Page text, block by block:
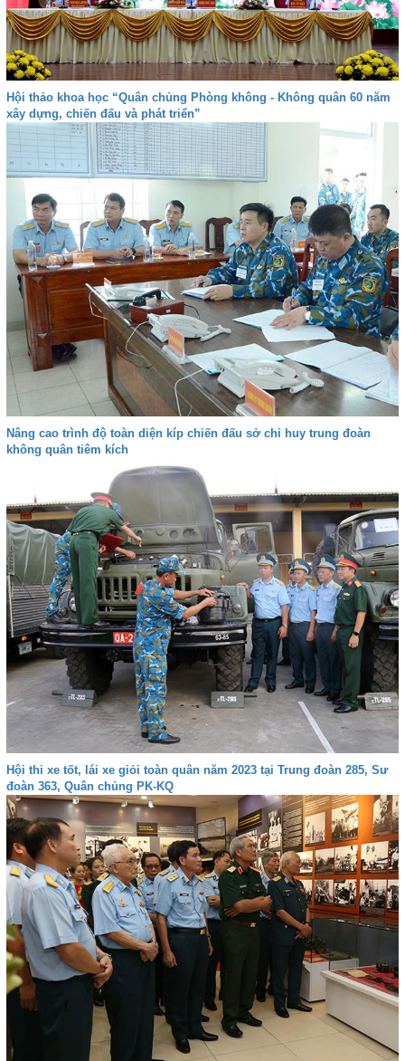
Hội thảo khoa học “Quân chủng Phòng không - Không quân 60 năm
xây dựng, chiến đấu và phát triển”
Nâng cao trình độ toàn diện kíp chiến đấu sở chỉ huy trung đoàn
không quân tiêm kích
Hội thi xe tốt, lái xe giỏi toàn quân năm 2023 tại Trung đoàn 285, Sư
đoàn 363, Quân chủng PK-KQ